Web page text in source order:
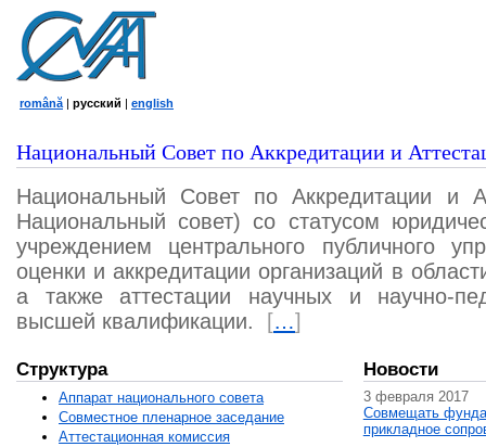
română | русский | english
Национальный Совет по Аккредитации и
Национальный Совет по Аккредитации и
Национальный совет) со статусом
учреждением центрального публичного
оценки и аккредитации организаций в
а также аттестации научных и научно-
высшей квалификации.
[…]
Структура
Аппарат национального совета
Совместное пленарное заседание
Аттестационная комисcия
Новости
3 февраля 2017
Совмещать
прикладное